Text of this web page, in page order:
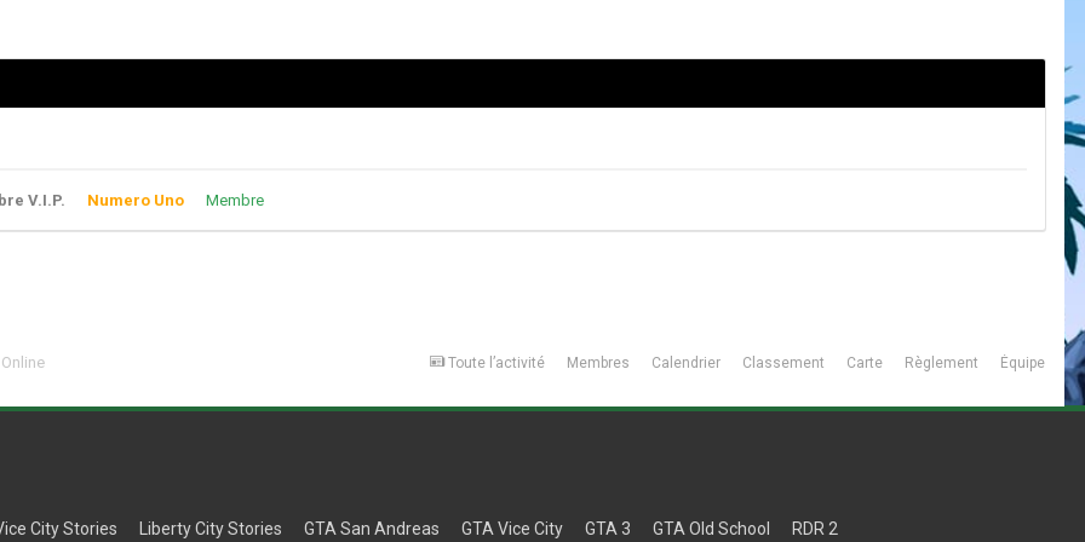
V.I.P. Numero Uno Membre
Toute l’activité Membres Calendrier Classement Carte Règlement Équipe
City Stories Liberty City Stories GTA San Andreas GTA Vice City GTA 3 GTA Old School RDR 2